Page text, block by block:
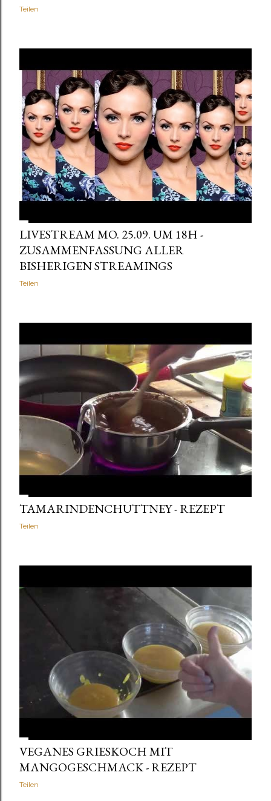
Teilen
LIVESTREAM MO. 25.09. UM 18H -
ZUSAMMENFASSUNG ALLER
BISHERIGEN STREAMINGS
Teilen
TAMARINDENCHUTTNEY - REZEPT
Teilen
VEGANES GRIESKOCH MIT
MANGOGESCHMACK - REZEPT
Teilen